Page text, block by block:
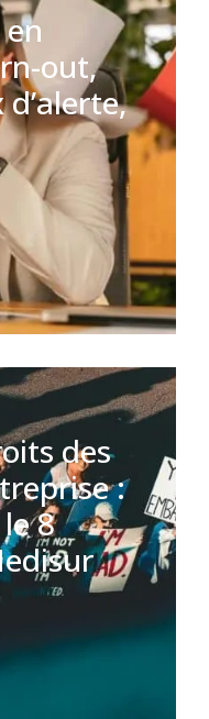
out,
d’alerte,
des
:
8